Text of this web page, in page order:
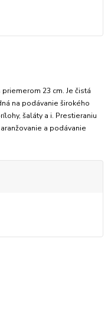
23 cm. Je čistá
na podávanie širokého
šaláty a i. Prestieraniu
a podávanie